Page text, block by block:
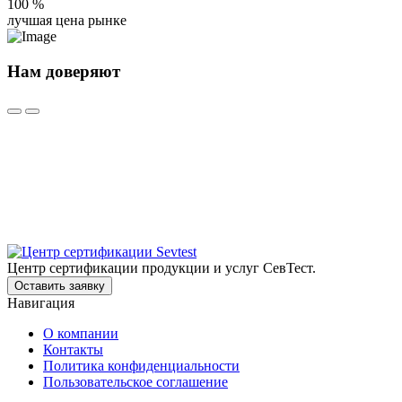
100 %
лучшая цена рынке
Нам доверяют
Центр сертификации продукции и услуг СевТест.
Оставить заявку
Навигация
О компании
Контакты
Политика конфиденциальности
Пользовательское соглашение